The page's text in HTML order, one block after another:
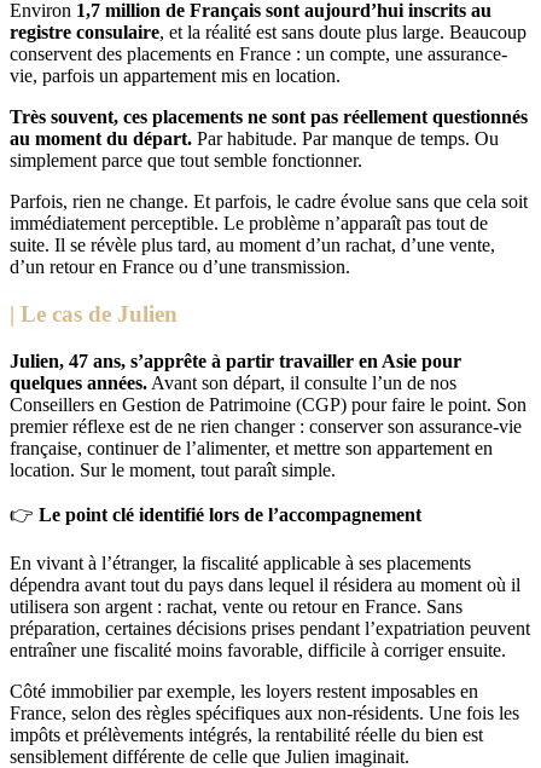
Environ 1,7 million de Français sont aujourd’hui inscrits au
registre consulaire, et la réalité est sans doute plus large. Beaucoup
conservent des placements en France : un compte, une assurance-
vie, parfois un appartement mis en location.
Très souvent, ces placements ne sont pas réellement questionnés
au moment du départ. Par habitude. Par manque de temps. Ou
simplement parce que tout semble fonctionner.
Parfois, rien ne change. Et parfois, le cadre évolue sans que cela soit
immédiatement perceptible. Le problème n’apparaît pas tout de
suite. Il se révèle plus tard, au moment d’un rachat, d’une vente,
d’un retour en France ou d’une transmission.
| Le cas de Julien
Julien, 47 ans, s’apprête à partir travailler en Asie pour
quelques années. Avant son départ, il consulte l’un de nos
Conseillers en Gestion de Patrimoine (CGP) pour faire le point. Son
premier réflexe est de ne rien changer : conserver son assurance-vie
française, continuer de l’alimenter, et mettre son appartement en
location. Sur le moment, tout paraît simple.
👉 Le point clé identifié lors de l’accompagnement
En vivant à l’étranger, la fiscalité applicable à ses placements
dépendra avant tout du pays dans lequel il résidera au moment où il
utilisera son argent : rachat, vente ou retour en France. Sans
préparation, certaines décisions prises pendant l’expatriation peuvent
entraîner une fiscalité moins favorable, difficile à corriger ensuite.
Côté immobilier par exemple, les loyers restent imposables en
France, selon des règles spécifiques aux non-résidents. Une fois les
impôts et prélèvements intégrés, la rentabilité réelle du bien est
sensiblement différente de celle que Julien imaginait.